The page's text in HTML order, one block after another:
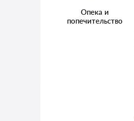
Опека и
попечительство